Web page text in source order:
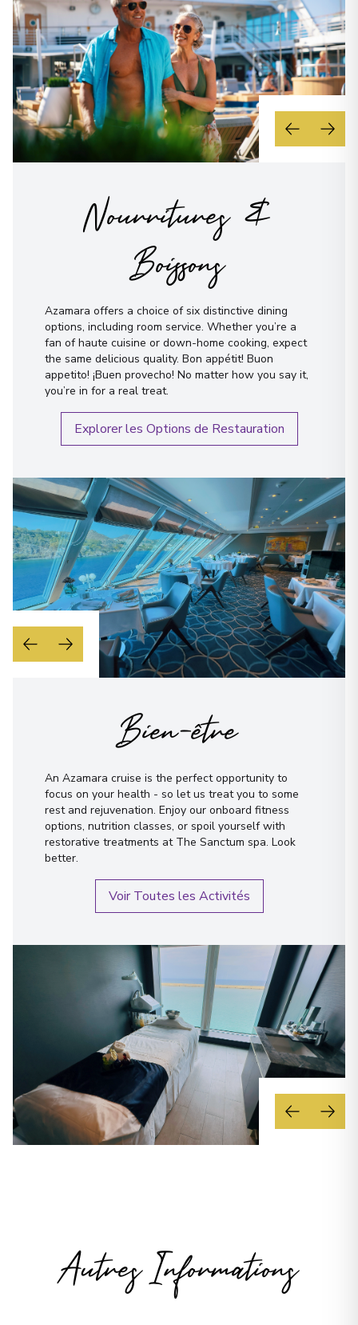
Nourritures &
Boissons
Azamara offers a choice of six distinctive dining
options, including room service. Whether you’re a
fan of haute cuisine or down-home cooking, expect
the same delicious quality. Bon appétit! Buon
appetito! ¡Buen provecho! No matter how you say it,
you’re in for a real treat.
Explorer les Options de Restauration
Bien-être
An Azamara cruise is the perfect opportunity to
focus on your health - so let us treat you to some
rest and rejuvenation. Enjoy our onboard fitness
options, nutrition classes, or spoil yourself with
restorative treatments at The Sanctum spa. Look
better.
Voir Toutes les Activités
Autres Informations